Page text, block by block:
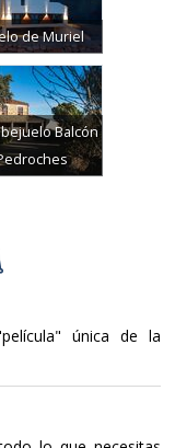
de Muriel
Balcón
única de la